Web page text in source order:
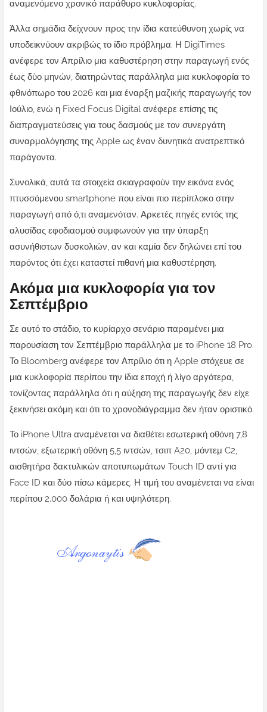
αναμενόμενο χρονικό παράθυρο κυκλοφορίας.
Άλλα σημάδια δείχνουν προς την ίδια κατεύθυνση χωρίς να
υποδεικνύουν ακριβώς το ίδιο πρόβλημα. Η DigiTimes
ανέφερε τον Απρίλιο μια καθυστέρηση στην παραγωγή ενός
έως δύο μηνών, διατηρώντας παράλληλα μια κυκλοφορία το
φθινόπωρο του 2026 και μια έναρξη μαζικής παραγωγής τον
Ιούλιο, ενώ η Fixed Focus Digital ανέφερε επίσης τις
διαπραγματεύσεις για τους δασμούς με τον συνεργάτη
συναρμολόγησης της Apple ως έναν δυνητικά ανατρεπτικό
παράγοντα.
Συνολικά, αυτά τα στοιχεία σκιαγραφούν την εικόνα ενός
πτυσσόμενου smartphone που είναι πιο περίπλοκο στην
παραγωγή από ό,τι αναμενόταν. Αρκετές πηγές εντός της
αλυσίδας εφοδιασμού συμφωνούν για την ύπαρξη
ασυνήθιστων δυσκολιών, αν και καμία δεν δηλώνει επί του
παρόντος ότι έχει καταστεί πιθανή μια καθυστέρηση.
Ακόμα μια κυκλοφορία για τον
Σεπτέμβριο
Σε αυτό το στάδιο, το κυρίαρχο σενάριο παραμένει μια
παρουσίαση τον Σεπτέμβριο παράλληλα με το iPhone 18 Pro.
Το Bloomberg ανέφερε τον Απρίλιο ότι η Apple στόχευε σε
μια κυκλοφορία περίπου την ίδια εποχή ή λίγο αργότερα,
τονίζοντας παράλληλα ότι η αύξηση της παραγωγής δεν είχε
ξεκινήσει ακόμη και ότι το χρονοδιάγραμμα δεν ήταν οριστικό.
Το iPhone Ultra αναμένεται να διαθέτει εσωτερική οθόνη 7,8
ιντσών, εξωτερική οθόνη 5,5 ιντσών, τσιπ A20, μόντεμ C2,
αισθητήρα δακτυλικών αποτυπωμάτων Touch ID αντί για
Face ID και δύο πίσω κάμερες. Η τιμή του αναμένεται να είναι
περίπου 2.000 δολάρια ή και υψηλότερη.